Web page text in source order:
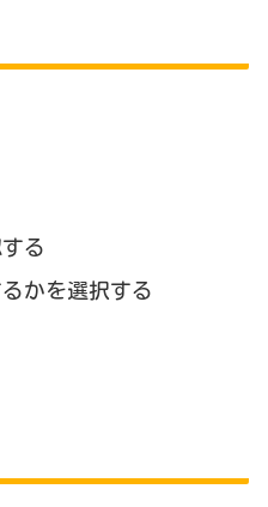
る
かを選択する